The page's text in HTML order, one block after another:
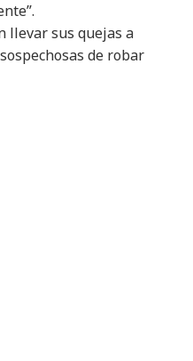
llevar sus quejas a
de robar